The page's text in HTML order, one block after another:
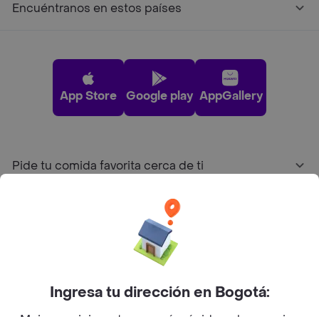
Encuéntranos en estos países
App Store Google play AppGallery
Pide tu comida favorita cerca de ti
Sobre RappiIngresa tu dirección en Bogotá: